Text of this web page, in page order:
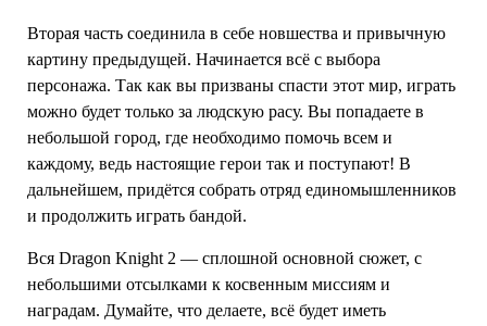
Вторая часть соединила в себе новшества и привычную
картину предыдущей. Начинается всё с выбора
персонажа. Так как вы призваны спасти этот мир, играть
можно будет только за людскую расу. Вы попадаете в
небольшой город, где необходимо помочь всем и
каждому, ведь настоящие герои так и поступают! В
дальнейшем, придётся собрать отряд единомышленников
и продолжить играть бандой.
Вся Dragon Knight 2 — сплошной основной сюжет, с
небольшими отсылками к косвенным миссиям и
наградам. Думайте, что делаете, всё будет иметь